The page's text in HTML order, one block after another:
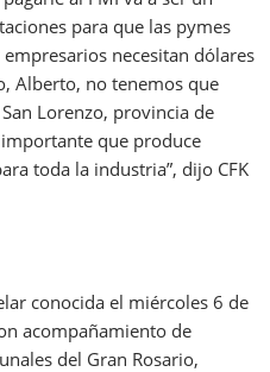
para que las pymes
necesitan dólares
Alberto, no tenemos que
Lorenzo, provincia de
que produce
toda la industria”, dijo CFK
conocida el miércoles 6 de
acompañamiento de
del Gran Rosario,